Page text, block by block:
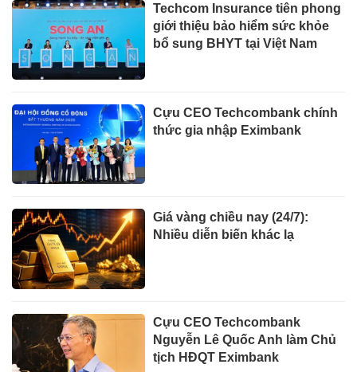
Techcom Insurance tiên phong
giới thiệu bảo hiểm sức khỏe
bổ sung BHYT tại Việt Nam
Cựu CEO Techcombank chính
thức gia nhập Eximbank
Giá vàng chiều nay (24/7):
Nhiều diễn biến khác lạ
Cựu CEO Techcombank
Nguyễn Lê Quốc Anh làm Chủ
tịch HĐQT Eximbank